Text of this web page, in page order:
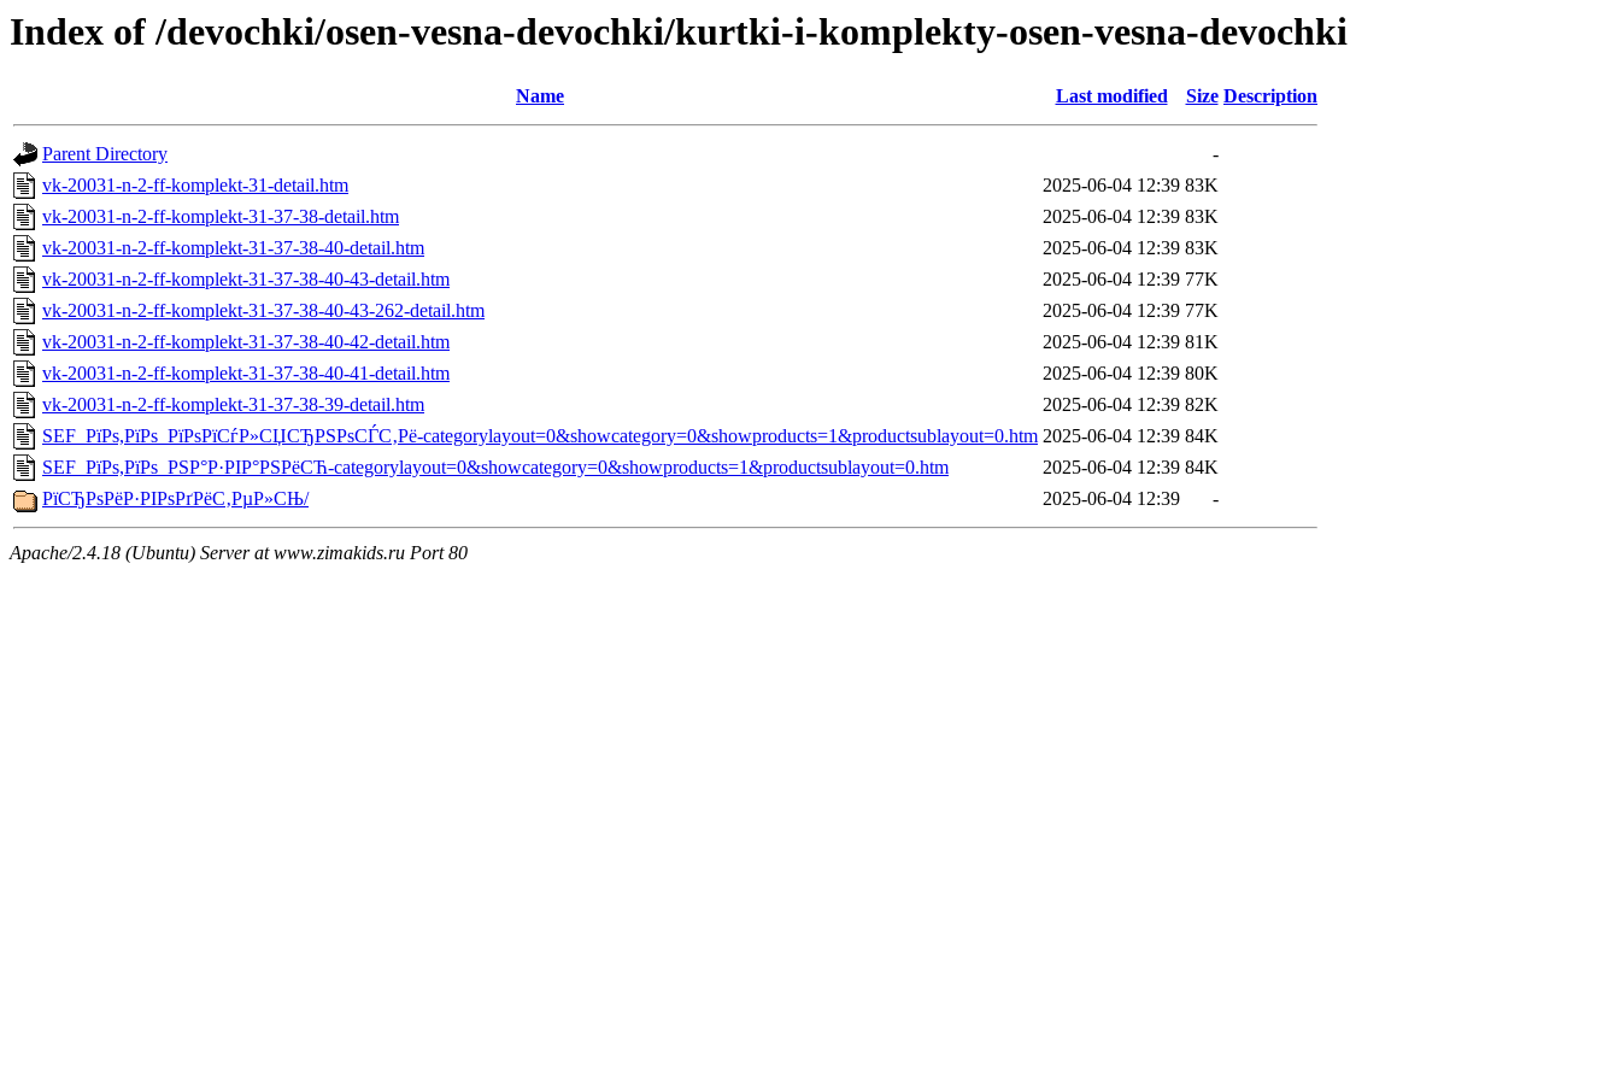
Index of /devochki/osen-vesna-devochki/kurtki-i-komplekty-osen-vesna-devochki
Name Last modified Size Description
Parent Directory
-
vk-20031-n-2-ff-komplekt-31-detail.htm
2025-06-04 12:39 83K
vk-20031-n-2-ff-komplekt-31-37-38-detail.htm
2025-06-04 12:39 83K
vk-20031-n-2-ff-komplekt-31-37-38-40-detail.htm
2025-06-04 12:39 83K
vk-20031-n-2-ff-komplekt-31-37-38-40-43-detail.htm
2025-06-04 12:39 77K
vk-20031-n-2-ff-komplekt-31-37-38-40-43-262-detail.htm
2025-06-04 12:39 77K
vk-20031-n-2-ff-komplekt-31-37-38-40-42-detail.htm
2025-06-04 12:39 81K
vk-20031-n-2-ff-komplekt-31-37-38-40-41-detail.htm
2025-06-04 12:39 80K
vk-20031-n-2-ff-komplekt-31-37-38-39-detail.htm
2025-06-04 12:39 82K
SEF_РїРѕ,РїРѕ_РїРѕРїСѓР»СЏСЂРЅРѕСЃС‚Рё-categorylayout=0&showcategory=0&showproducts=1&productsublayout=0.htm 2025-06-04 12:39 84K
SEF_РїРѕ,РїРѕ_РЅР°Р·РІР°РЅРёСЋ-categorylayout=0&showcategory=0&showproducts=1&productsublayout=0.htm
2025-06-04 12:39 84K
РїСЂРѕРёР·РІРѕРґРёС‚РµР»СЊ/
2025-06-04 12:39 -
Apache/2.4.18 (Ubuntu) Server at www.zimakids.ru Port 80